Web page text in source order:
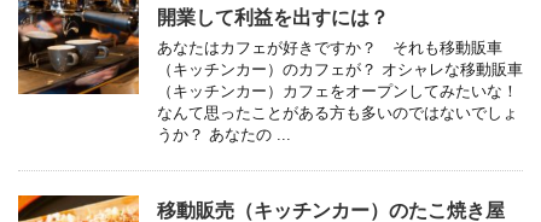
開業して利益を出すには？
あなたはカフェが好きですか？ それも移動販車
（キッチンカー）のカフェが？ オシャレな移動販車
（キッチンカー）カフェをオープンしてみたいな！
なんて思ったことがある方も多いのではないでしょ
うか？ あなたの ...
移動販売（キッチンカー）のたこ焼き屋